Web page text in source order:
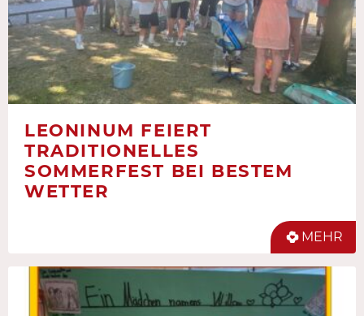
LEONINUM FEIERT
TRADITIONELLES
SOMMERFEST BEI BESTEM
WETTER
MEHR